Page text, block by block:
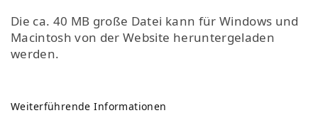
Die ca. 40 MB große Datei kann für Windows und
Macintosh von der Website heruntergeladen
werden.
Weiterführende Informationen